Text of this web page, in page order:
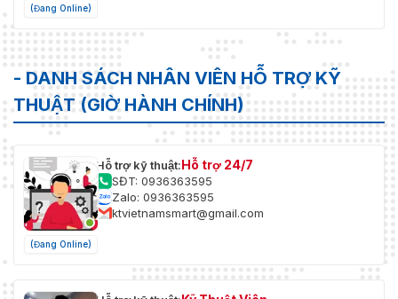
(Đang Online)
- DANH SÁCH NHÂN VIÊN HỖ TRỢ KỸ
THUẬT (GIỜ HÀNH CHÍNH)
(Đang Online)
Hỗ trợ kỹ thuật:Hỗ trợ 24/7
SĐT: 0936363595
Zalo: 0936363595
ktvietnamsmart@gmail.com